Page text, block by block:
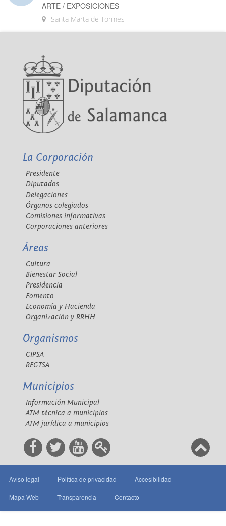
ARTE / EXPOSICIONES
Santa Marta de Tormes
La Corporación
Presidente
Diputados
Delegaciones
Órganos colegiados
Comisiones informativas
Corporaciones anteriores
Áreas
Cultura
Bienestar Social
Presidencia
Fomento
Economía y Hacienda
Organización y RRHH
Organismos
CIPSA
REGTSA
Municipios
Información Municipal
ATM técnica a municipios
ATM jurídica a municipios
Aviso legal Política de privacidad Accesibilidad
Mapa Web Transparencia Contacto